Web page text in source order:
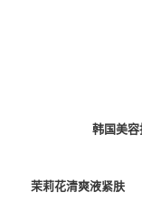
韩国美
茉莉花清爽液紧肤